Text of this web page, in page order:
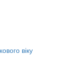
віку